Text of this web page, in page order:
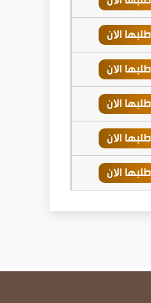
الان
الان
الان
الان
الان